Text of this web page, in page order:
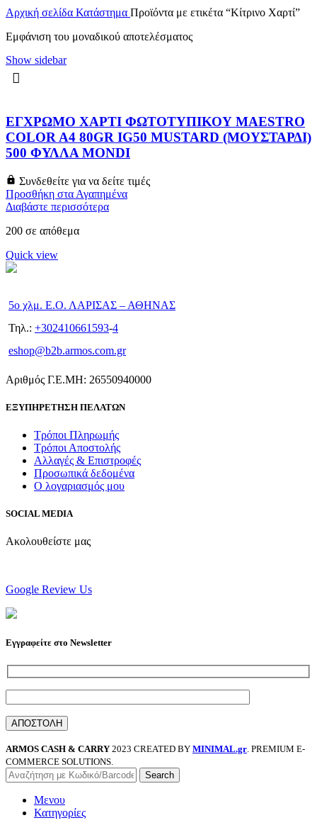
Αρχική σελίδα Κατάστημα Προϊόντα με ετικέτα “Κίτρινο Χαρτί”
Εμφάνιση του μοναδικού αποτελέσματος
Show sidebar
ΕΓΧΡΩΜΟ ΧΑΡΤΙ ΦΩΤΟΤΥΠΙΚΟΥ MAESTRO
COLOR A4 80GR IG50 MUSTARD (ΜΟΥΣΤΑΡΔΙ)
500 ΦΥΛΛΑ MONDI
Συνδεθείτε για να δείτε τιμές
Προσθήκη στα Αγαπημένα
Διαβάστε περισσότερα
200 σε απόθεμα
Quick view
5ο χλμ. Ε.Ο. ΛΑΡΙΣΑΣ – ΑΘΗΝΑΣ
Τηλ.: +302410661593-4
eshop@b2b.armos.com.gr
Αριθμός Γ.Ε.ΜΗ: 26550940000
ΕΞΥΠΗΡΕΤΗΣΗ ΠΕΛΑΤΩΝ
Τρόποι Πληρωμής
Τρόποι Αποστολής
Αλλαγές & Επιστροφές
Προσωπικά δεδομένα
Ο λογαριασμός μου
SOCIAL MEDIA
Ακολουθείστε μας
Google Review Us
Εγγραφείτε στο Newsletter
ARMOS CASH & CARRY 2023 CREATED BY MINIMAL.gr. PREMIUM E-
COMMERCE SOLUTIONS.
Search
Μενου
Κατηγορίες